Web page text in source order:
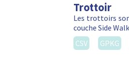
Trottoir
Les trottoirs
couche Side
CSV
GPKG